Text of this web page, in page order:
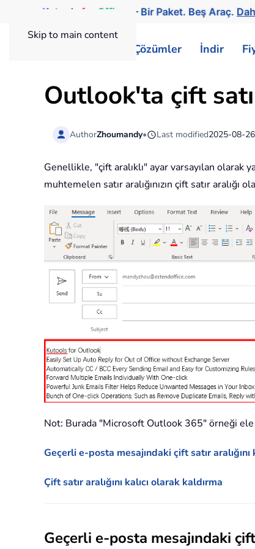
Skip to main content
Kutools for Office — Bir Paket. Beş Araç.
Çözümler İndir
Outlook'ta çift
AuthorZhoumandy• Last modified2025-08-26
Genellikle, "çift aralıklı" ayar varsayılan olarak
muhtemelen satır aralığınızın çift satır aralığı
Not: Burada "Microsoft Outlook 365" örneği ele
Geçerli e-posta mesajındaki çift satır aralığını
Çift satır aralığını kalıcı olarak kaldırma
Geçerli e-posta mesajındaki çift